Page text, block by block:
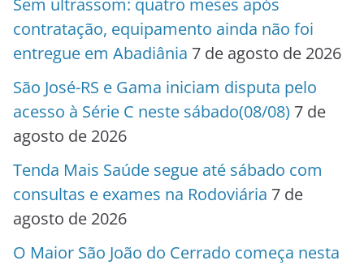
Sem ultrassom: quatro meses após
contratação, equipamento ainda não foi
entregue em Abadiânia 7 de agosto de 2026
São José-RS e Gama iniciam disputa pelo
acesso à Série C neste sábado(08/08) 7 de
agosto de 2026
Tenda Mais Saúde segue até sábado com
consultas e exames na Rodoviária 7 de
agosto de 2026
O Maior São João do Cerrado começa nesta